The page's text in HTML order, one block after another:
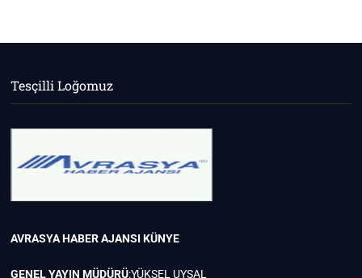
Tesçilli Loğomuz
AVRASYA HABER AJANSIKÜNYE
GENEL YAYIN MÜDÜRÜ:YÜKSEL UYSAL